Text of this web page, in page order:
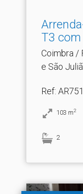
T3 com
Coimbra /
e São
Ref:
103 m2
2